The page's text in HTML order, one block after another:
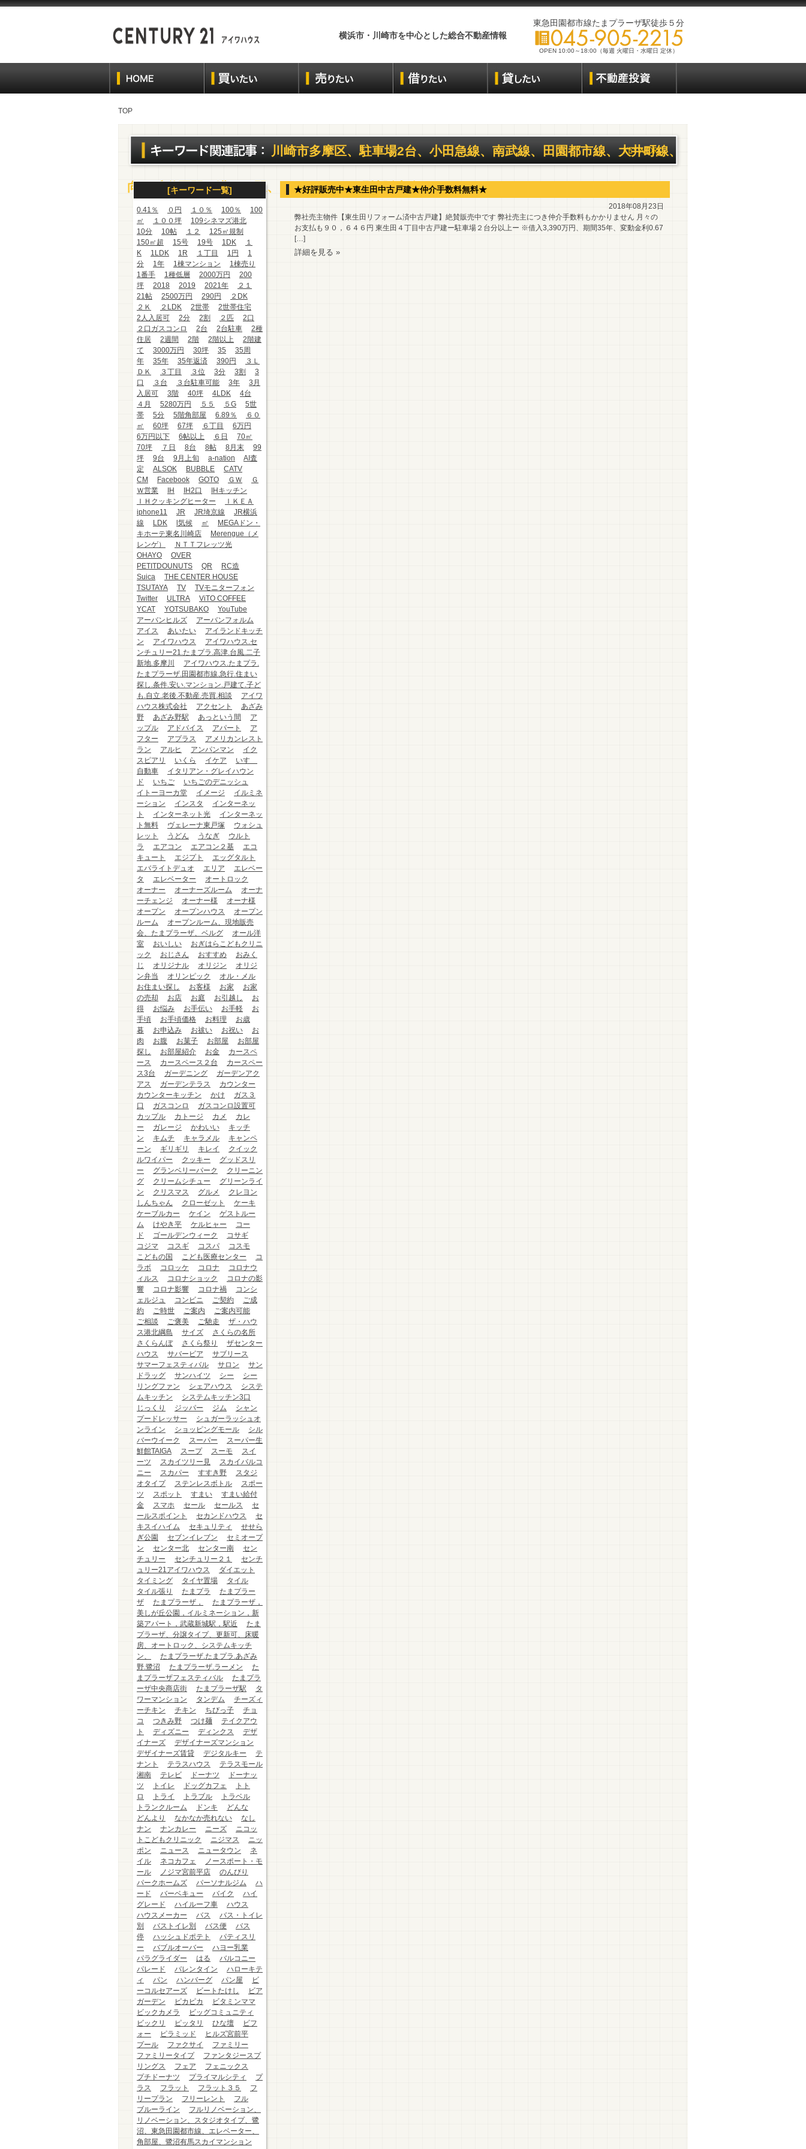
横浜市・川崎市を中心とした総合不動産情報
東急田園都市線たまプラーザ駅徒歩５分
OPEN 10:00～18:00（毎週 火曜日・水曜日 定休）
TOP
川崎市多摩区、駐車場2台、小田急線、南武線、田園都市線、大井町線、
向ヶ丘遊園駅、溝の口駅、リフォーム、現地販売会
[キーワード一覧]
0.41％ ０円 １０％ 100％
100
㎡
１００坪
109シネマズ港北
10分
10帖 １２
125㎡規制
150㎡超
15号 19号 1DK
１
K
1LDK 1R １丁目 1円
1
分
1年 1棟マンション
1棟売り
1番手
1種低層 2000万円
200
坪
2018 2019 2021年
２１
21帖
2500万円 290円
２DK
２Ｋ
２LDK 2世帯
2世帯住宅
2人入居可
2分 2割 ２匹
2口
２口ガスコンロ
2台 2台駐車
2種
住居
2週間 2階 2階以上
2階建
て
3000万円 30坪 35
35周
年
35年 35年返済 390円
３Ｌ
ＤＫ
３丁目 ３位 3分 3割
3
口
３台 ３台駐車可能 3年
3月
入居可
3階 40坪 4LDK
4台
４月
5280万円 ５５ ５G
5世
帯
5分 5階角部屋 6.89％
６０
㎡
60坪 67坪 ６丁目
6万円
6万円以下
6帖以上 ６日
70㎡
70坪
７日 8台 8帖 8月末
99
坪
9台 9月上旬 a-nation
AI査
定
ALSOK BUBBLE
CATV
CM
Facebook GOTO ＧＷ
Ｇ
Ｗ営業
IH IH2口
IHキッチン
ＩＨクッキングヒーター
ＩＫＥＡ
iphone11
JR JR埼京線
JR横浜
線
LDK l気候 ㎡
MEGAドン・
キホーテ東名川崎店
Merengue（メ
レンゲ）
ＮＴＴフレッツ光
OHAYO
OVER
PETITDOUNUTS
QR
RC造
Suica
THE CENTER HOUSE
TSUTAYA
TV
TVモニターフォン
Twitter
ULTRA
ViTO COFFEE
YCAT
YOTSUBAKO
YouTube
アーバンヒルズ
アーバンフォルム
アイス
あいたい
アイランドキッチ
ン
アイワハウス
アイワハウス.セ
ンチュリー21.たまプラ.高津.台風.二子
新地.多摩川
アイワハウス.たまプラ.
たまプラーザ.田園都市線.急行.住まい
探し.条件.安い.マンション.戸建て.子ど
も.自立.老後.不動産.売買.相談
アイワ
ハウス株式会社
アクセント
あざみ
野
あざみ野駅 あっという間
ア
ップル
アドバイス アパート
ア
フター
アプラス
アメリカンレスト
ラン
アルヒ アンパンマン
イク
スピアリ
いくら イケア
いすゞ
自動車
イタリアン・グレイハウン
ド
いちご
いちごのデニッシュ
イトーヨーカ堂
イメージ
イルミネ
ーション
インスタ
インターネッ
ト
インターネット光
インターネッ
ト無料
ヴェレーナ東戸塚
ウォシュ
レット
うどん うなぎ
ウルト
ラ
エアコン エアコン２基
エコ
キュート
エジプト
エッグタルト
エバライトデュオ
エリア
エレベー
タ
エレベーター
オートロック
オーナー
オーナーズルーム
オーナ
ーチェンジ
オーナー様
オーナ様
オープン
オープンハウス
オープン
ルーム
オープンルーム、現地販売
会、たまプラーザ、ベルグ
オール洋
室
おいしい
おぎはらこどもクリニ
ック
おじさん おすすめ
おみく
じ
オリジナル オリジン
オリジ
ン弁当
オリンピック
オル・メル
お住まい探し
お客様 お家
お家
の売却
お店 お庭 お引越し
お
得
お悩み お手伝い お手軽
お
手頃
お手頃価格 お料理
お歳
暮
お申込み お祓い お祝い
お
肉
お腹 お菓子 お部屋
お部屋
探し
お部屋紹介 お金
カースペ
ース
カースペース２台
カースペー
ス3台
ガーデニング
ガーデンアク
アス
ガーデンテラス
カウンター
カウンターキッチン
かけ
ガス３
口
ガスコンロ
ガスコンロ設置可
カップル
カトージ カメ
カレ
ー
ガレージ かわいい
キッチ
ン
キムチ キャラメル
キャンペ
ーン
ギリギリ キレイ
クイック
ルワイパー
クッキー
グッドスリ
ー
グランベリーパーク
クリーニン
グ
クリームシチュー
グリーンライ
ン
クリスマス グルメ
クレヨン
しんちゃん
クローゼット
ケーキ
ケーブルカー
ケイン
ゲストルー
ム
けやき平 ケルヒャー
コー
ド
ゴールデンウィーク
コサギ
コジマ
コスギ コスパ
コスモ
こどもの国
こども医療センター
コ
ラボ
コロッケ コロナ
コロナウ
ィルス
コロナショック
コロナの影
響
コロナ影響 コロナ禍
コンシ
ェルジュ
コンビニ ご契約
ご成
約
ご時世 ご案内
ご案内可能
ご相談
ご褒美 ご馳走
ザ・ハウ
ス港北綱島
サイズ
さくらの名所
さくらんぼ
さくら祭り
ザセンター
ハウス
サバービア
サブリース
サマーフェスティバル
サロン
サン
ドラッグ
サンハイツ シー
シー
リングファン
シェアハウス
システ
ムキッチン
システムキッチン3口
じっくり
ジッパー ジム
シャン
プードレッサー
シュガーラッシュオ
ンライン
ショッピングモール
シル
バーウイーク
スーパー
スーパー生
鮮館TAIGA
スープ スーモ
スイ
ーツ
スカイツリー見
スカイバルコ
ニー
スカパー すすき野
スタジ
オタイプ
ステンレスボトル
スポー
ツ
スポット すまい
すまい給付
金
スマホ セール セールス
セ
ールスポイント
セカンドハウス
セ
キスイハイム
セキュリティ
せせら
ぎ公園
セブンイレブン
セミオープ
ン
センター北 センター南
セン
チュリー
センチュリー２１
センチ
ュリー21アイワハウス
ダイエット
タイミング
タイヤ置場
タイル
タイル張り
たまプラ
たまプラー
ザ
たまプラーザ，
たまプラーザ，
美しが丘公園，イルミネーション，新
築アパート，武蔵新城駅，駅近
たま
プラーザ、分譲タイプ、更新可、床暖
房、オートロック、システムキッチ
ン、
たまプラーザ.たまプラ.あざみ
野.鷺沼
たまプラーザ.ラーメン
た
まプラーザフェスティバル
たまプラ
ーザ中央商店街
たまプラーザ駅
タ
ワーマンション
タンデム
チーズィ
ーチキン
チキン ちびっ子
チョ
コ
つきみ野 つけ麺
テイクアウ
ト
ディズニー ディンクス
デザ
イナーズ
デザイナーズマンション
デザイナーズ賃貸
デジタルキー
テ
ナント
テラスハウス
テラスモール
湘南
テレビ ドーナツ
ドーナッ
ツ
トイレ ドッグカフェ
トト
ロ
トライ トラブル
トラベル
トランクルーム
ドンキ
どんな
どんより
なかなか売れない
なし
ナン
ナンカレー ニーズ
ニコッ
トこどもクリニック
ニジマス
ニッ
ポン
ニュース ニュータウン
ネ
イル
ネコカフェ
ノースポート・モ
ール
ノジマ宮前平店
のんびり
パークホームズ
パーソナルジム
ハ
ード
バーベキュー バイク
ハイ
グレード
ハイルーフ車
ハウス
ハウスメーカー
バス
バス・トイレ
別
バストイレ別 バス便
バス
停
ハッシュドポテト
パティスリ
ー
バブルオーバー
ハヨー乳業
パラグライダー
はる
バルコニー
パレード
バレンタイン
ハローキテ
ィ
パン ハンバーグ パン屋
ビ
ーコルセアーズ
ビートたけし
ビア
ガーデン
ピカピカ
ビタミンママ
ビックカメラ
ビッグコミュニティ
ビックリ
ピッタリ ひな壇
ビフ
ォー
ピラミッド
ヒルズ宮前平
プール
ファクサイ
ファミリー
ファミリータイプ
ファンタジースプ
リングス
フェア
フェニックス
プチドーナツ
プライマルシティ
プ
ラス
フラット フラット３５
フ
リープラン
フリーレント
フル
ブルーライン
フルリノベーション、
リノベーション、スタジオタイプ、鷺
沼、東急田園都市線、エレベーター、
角部屋、鷺沼有馬スカイマンション
★好評販売中★東生田中古戸建★仲介手数料無料★
2018年08月23日
弊社売主物件【東生田リフォーム済中古戸建】絶賛販売中です 弊社売主につき仲介手数料もかかりません 月々の
お支払も９０，６４６円 東生田４丁目中古戸建ー駐車場２台分以上ー ※借入3,390万円、期間35年、変動金利0.67
[…]
詳細を見る »